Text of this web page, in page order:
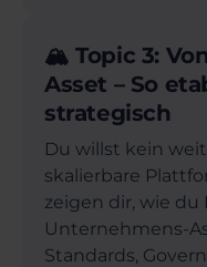
🏔️ Topic 3:
Asset – So
strategisch
Du willst kein
skalierbare
zeigen dir, wie du
Unternehmens-
Standards,